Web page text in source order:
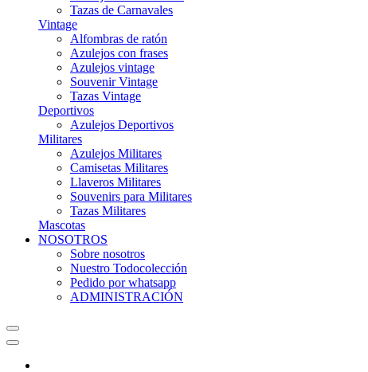
Tazas de Carnavales
Vintage
Alfombras de ratón
Azulejos con frases
Azulejos vintage
Souvenir Vintage
Tazas Vintage
Deportivos
Azulejos Deportivos
Militares
Azulejos Militares
Camisetas Militares
Llaveros Militares
Souvenirs para Militares
Tazas Militares
Mascotas
NOSOTROS
Sobre nosotros
Nuestro Todocolección
Pedido por whatsapp
ADMINISTRACIÓN